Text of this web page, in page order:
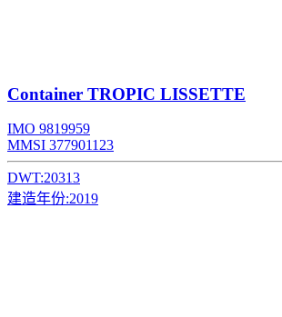
Container TROPIC LISSETTE
IMO 9819959
MMSI 377901123
DWT:20313
建造年份:2019